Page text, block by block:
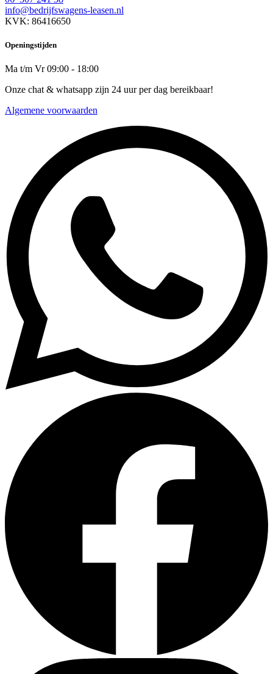
info@bedrijfswagens-leasen.nl
KVK: 86416650
Openingstijden
Ma t/m Vr 09:00 - 18:00
Onze chat & whatsapp zijn 24 uur per dag bereikbaar!
Algemene voorwaarden